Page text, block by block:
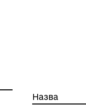
Назва